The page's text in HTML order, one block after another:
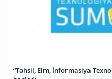
“Təhsil, Elm, İnformasiya